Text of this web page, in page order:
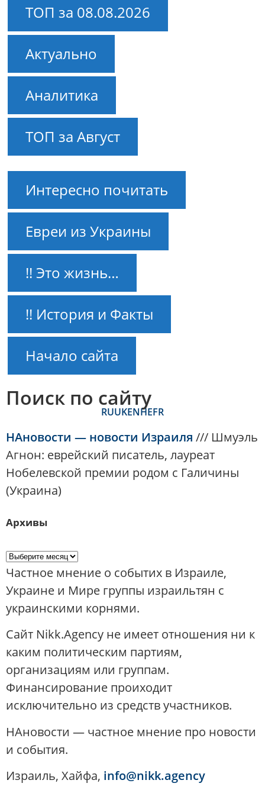
ТОП за 08.08.2026
Актуально
Аналитика
ТОП за Август
Интересно почитать
Евреи из Украины
!! Это жизнь…
!! История и Факты
Начало сайта
Поиск по сайту
RUUKENHEFR
НАновости — новости Израиля /// Шмуэль
Агнон: еврейский писатель, лауреат
Нобелевской премии родом с Галичины
(Украина)
Архивы
Частное мнение о событих в Израиле,
Украине и Мире группы израильтян с
украинскими корнями.
Сайт Nikk.Agency не имеет отношения ни к
каким политическим партиям,
организациям или группам.
Финансирование проиходит
исключительно из средств участников.
НАновости — частное мнение про новости
и события.
Израиль, Хайфа, info@nikk.agency